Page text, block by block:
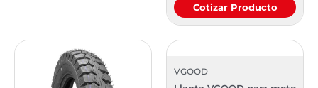
Cotizar Producto
VGOOD